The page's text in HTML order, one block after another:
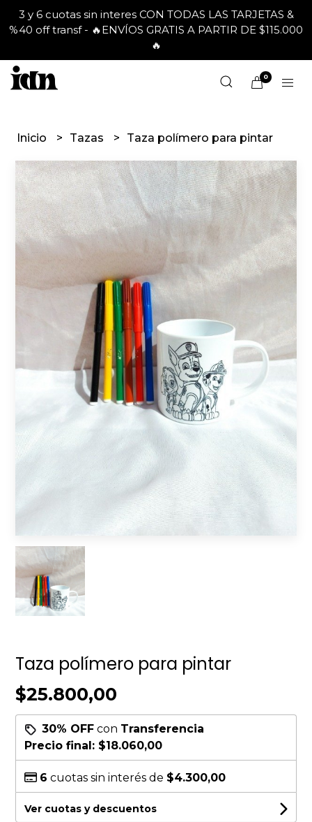
3 y 6 cuotas sin interes CON TODAS LAS TARJETAS &
%40 off transf - 🔥ENVÍOS GRATIS A PARTIR DE $115.000
🔥
0
Inicio Tazas Taza polímero para pintar
Taza polímero para pintar
$25.800,00
30% OFF con Transferencia
Precio final: $18.060,00
6 cuotas sin interés de $4.300,00
Ver cuotas y descuentos